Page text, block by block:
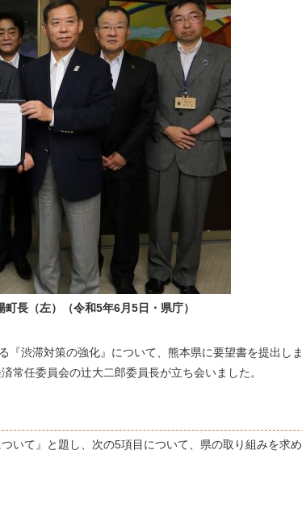
長（左）（令和5年6月5日・県庁）
渋滞対策の強化』について、熊本県に要望書を提出しま
常任委員会の辻󠄀大二郎委員長が立ち会いました。
いて』と題し、次の5項目について、県の取り組みを求め